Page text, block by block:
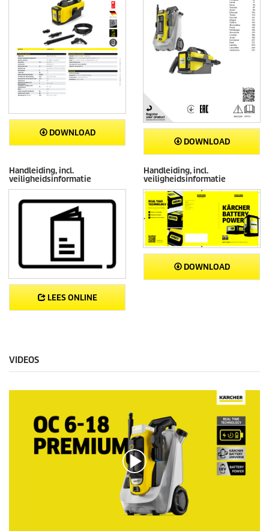
DOWNLOAD
DOWNLOAD
Handleiding, incl.
veiligheidsinformatie
LEES ONLINE
Handleiding, incl.
veiligheidsinformatie
DOWNLOAD
VIDEOS